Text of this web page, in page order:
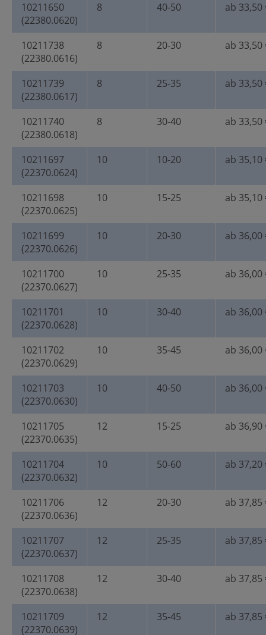
10211650
(22380.0620)
8 40-50 ab 33,50
10211738
(22380.0616)
8 20-30 ab 33,50
10211739
(22380.0617)
8 25-35 ab 33,50
10211740
(22380.0618)
8 30-40 ab 33,50
10211697
(22370.0624)
10 10-20 ab 35,10
10211698
(22370.0625)
10 15-25 ab 35,10
10211699
(22370.0626)
10 20-30 ab 36,00
10211700
(22370.0627)
10 25-35 ab 36,00
10211701
(22370.0628)
10 30-40 ab 36,00
10211702
(22370.0629)
10 35-45 ab 36,00
10211703
(22370.0630)
10 40-50 ab 36,00
10211705
(22370.0635)
12 15-25 ab 36,90
10211704
(22370.0632)
10 50-60 ab 37,20
10211706
(22370.0636)
12 20-30 ab 37,85
10211707
(22370.0637)
12 25-35 ab 37,85
10211708
(22370.0638)
12 30-40 ab 37,85
10211709
(22370.0639)
12 35-45 ab 37,85